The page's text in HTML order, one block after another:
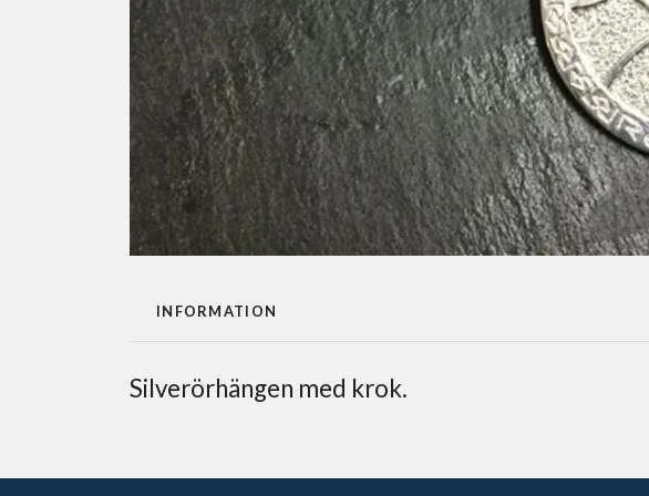
INFORMATION
Silverörhängen med krok.